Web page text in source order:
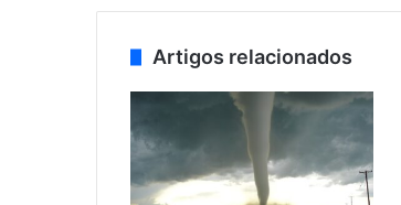
Artigos relacionados